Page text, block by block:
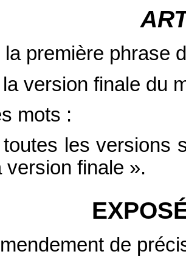
la première phrase
la version finale du
mots :
les versions
version finale ».
de